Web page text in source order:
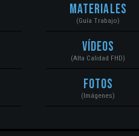
Materiales
(Guía Trabajo)
Vídeos
(Alta Calidad FHD)
Fotos
(Imágenes)